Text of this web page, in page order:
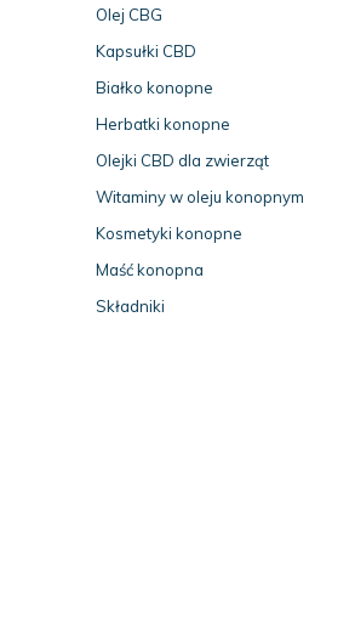
Olej CBG
Kapsułki CBD
Białko konopne
Herbatki konopne
Olejki CBD dla zwierząt
Witaminy w oleju konopnym
Kosmetyki konopne
Maść konopna
Składniki